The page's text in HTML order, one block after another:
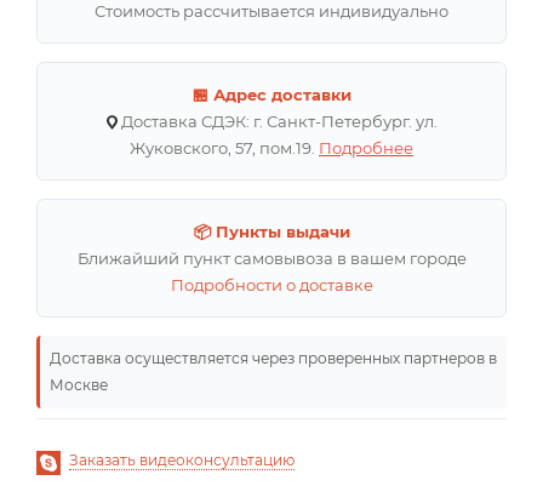
Стоимость рассчитывается индивидуально
🏪 Адрес доставки
Доставка СДЭК: г. Санкт-Петербург. ул.
Жуковского, 57, пом.19. Подробнее
📦 Пункты выдачи
Ближайший пункт самовывоза в вашем городе
Подробности о доставке
Доставка осуществляется через проверенных партнеров в
Москве
Заказать видеоконсультацию